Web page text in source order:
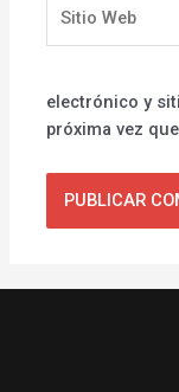
Web
electrónico y
próxima vez